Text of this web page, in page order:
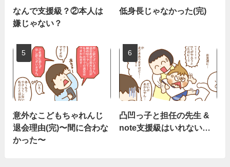
なんで支援級？②本人は
嫌じゃない？
低身長じゃなかった(完)
意外なこどもちゃれんじ
退会理由(完)〜間に合わな
かった〜
凸凹っ子と担任の先生 &
note支援級はいれない…